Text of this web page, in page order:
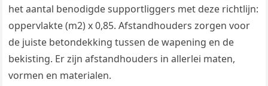
het aantal benodigde supportliggers met deze richtlijn:
oppervlakte (m2) x 0,85. Afstandhouders zorgen voor
de juiste betondekking tussen de wapening en de
bekisting. Er zijn afstandhouders in allerlei maten,
vormen en materialen.